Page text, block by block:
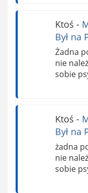
Ktoś -
Był na
Żadna
nie
sobie
Ktoś -
Był na
żadna
nie
sobie